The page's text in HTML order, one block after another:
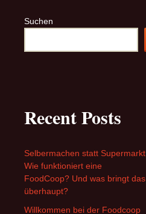
Suchen
Recent Posts
Selbermachen statt Supermarkt.
Wie funktioniert eine
FoodCoop? Und was bringt das
überhaupt?
Willkommen bei der Foodcoop